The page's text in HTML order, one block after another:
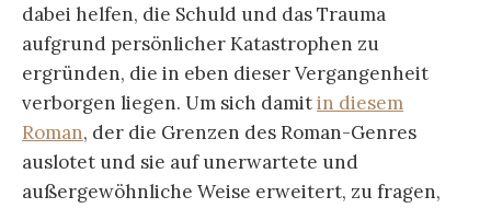
dabei helfen, die Schuld und das Trauma
aufgrund persönlicher Katastrophen zu
ergründen, die in eben dieser Vergangenheit
verborgen liegen. Um sich damitin diesem
Roman, der die Grenzen des Roman-Genres
auslotet und sie auf unerwartete und
außergewöhnliche Weise erweitert, zu fragen,